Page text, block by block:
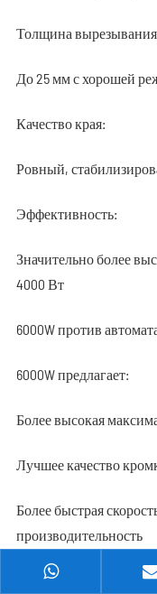
Толщина вырезывания
До 25 мм с хорошей
Качество края:
Ровный,
Эффективность:
Значительно более
4000 Вт
6000W против
6000W предлагает:
Более высокая
Лучшее качество
Более быстрая
производительность
В результате, автомат